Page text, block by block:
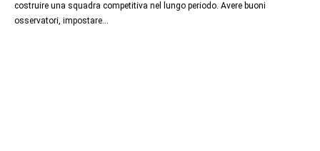
costruire una squadra competitiva nel lungo periodo. Avere buoni
osservatori, impostare...